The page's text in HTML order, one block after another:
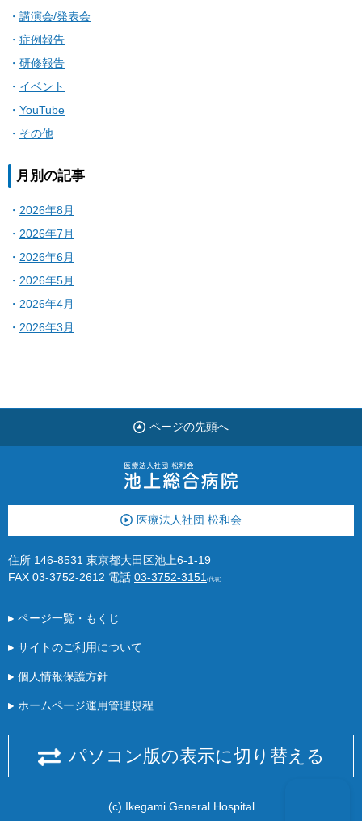
講演会/発表会
症例報告
研修報告
イベント
YouTube
その他
月別の記事
2026年8月
2026年7月
2026年6月
2026年5月
2026年4月
2026年3月
ページの先頭へ
医療法人社団 松和会
住所 146-8531 東京都大田区池上6-1-19
FAX 03-3752-2612 電話 03-3752-3151 (代表)
ページ一覧・もくじ
サイトのご利用について
個人情報保護方針
ホームページ運用管理規程
パソコン版の表示に切り替える
(c) Ikegami General Hospital